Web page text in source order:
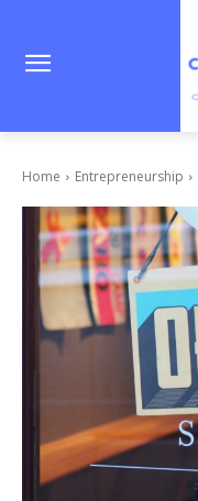
Home Entrepreneurship